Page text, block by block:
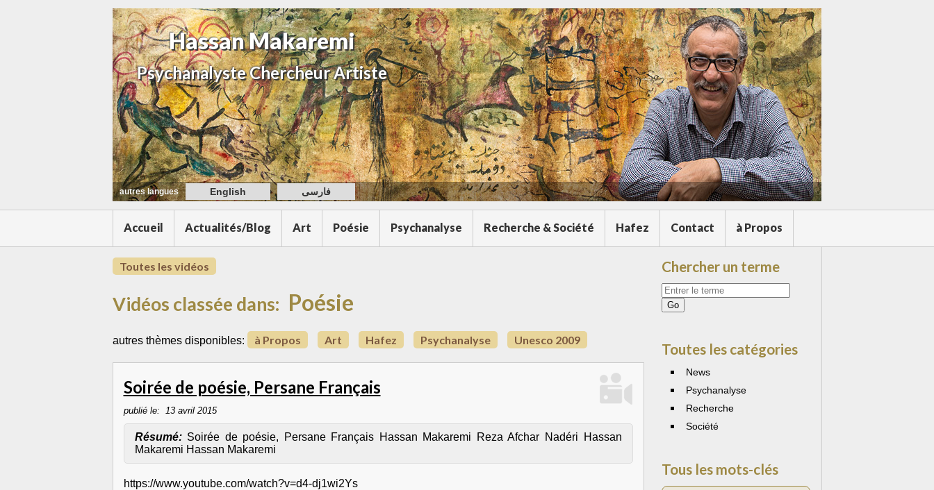
Hassan Makaremi
Psychanalyste Chercheur Artiste
autres langues English فارسی
Accueil Actualités/Blog Art Poésie Psychanalyse Recherche & Société Hafez Contact à Propos
Toutes les vidéos
Vidéos classée dans: Poésie
autres thèmes disponibles: à Propos Art Hafez Psychanalyse Unesco 2009
Soirée de poésie, Persane Français
publié le: 13 avril 2015
Résumé: Soirée de poésie, Persane Français Hassan Makaremi Reza Afchar Nadéri Hassan
Makaremi Hassan Makaremi
https://www.youtube.com/watch?v=d4-dj1wi2Ys
Chercher un terme
Votre
recherche
Toutes les catégories
News
Psychanalyse
Recherche
Société
Tous les mots-clés